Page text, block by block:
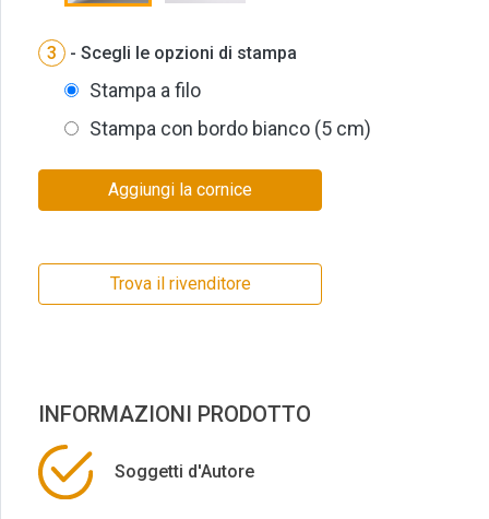
3 - Scegli le opzioni di stampa
Stampa a filo
Stampa con bordo bianco (5 cm)
Aggiungi la cornice
Trova il rivenditore
INFORMAZIONI PRODOTTO
Soggetti d'Autore